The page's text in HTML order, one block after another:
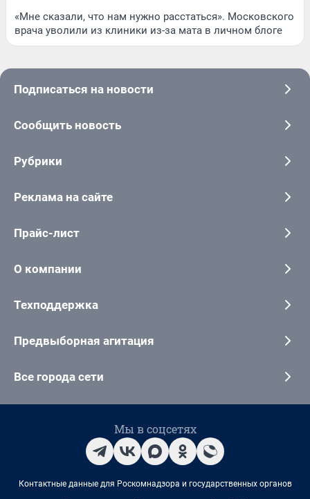
«Мне сказали, что нам нужно расстаться». Московского
врача уволили из клиники из-за мата в личном блоге
Подписаться на новости
Сообщить новость
Рубрики
Реклама на сайте
Прайс-лист
О компании
Техподдержка
Предвыборная агитация
Все города сети
Мы в соцсетях
Контактные данные для Роскомнадзора и государственных органов